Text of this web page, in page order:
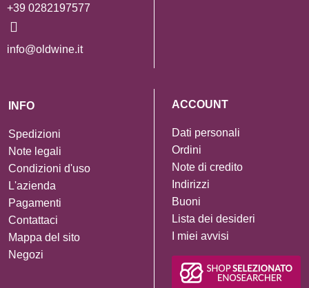
+39 0282197577
info@oldwine.it
INFO
Spedizioni
Note legali
Condizioni d'uso
L'azienda
Pagamenti
Contattaci
Mappa del sito
Negozi
ACCOUNT
Dati personali
Ordini
Note di credito
Indirizzi
Buoni
Lista dei desideri
I miei avvisi